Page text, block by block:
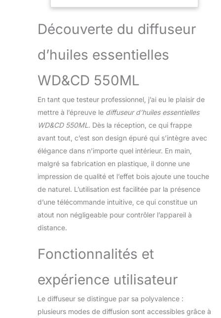
Chambre, Yoga,
Grain de Bois
heure / 3 heures / 6
heures / ON). Vous
appuyer sur le
pour régler les 7
voyants DEL
(allumé en continu /
changement de
couleur). Brume
Fraîche & Whisper
Quiet : La
technologie à
une brume froide
fine et stable qui
maintient votre
espace de vie
hydraté. Une
moins de 35 dB
peut créer un
sommeil plus calme.
Automatique Aans
Eau: Ce diffuseur
Découverte du diffuseur
d’huiles essentielles
WD&CD 550ML
En tant que testeur professionnel, j’ai eu le plaisir de
mettre à l’épreuve le diffuseur d’huiles essentielles
WD&CD 550ML . Dès la réception, ce qui frappe
avant tout, c’est son design épuré qui s’intègre avec
élégance dans n’importe quel intérieur. En main,
malgré sa fabrication en plastique, il donne une
impression de qualité et l’effet bois ajoute une touche
de naturel. L’utilisation est facilitée par la présence
d’une télécommande intuitive, ce qui constitue un
atout non négligeable pour contrôler l’appareil à
distance.
Fonctionnalités et
expérience utilisateur
Le diffuseur se distingue par sa polyvalence :
plusieurs modes de diffusion sont accessibles grâce à